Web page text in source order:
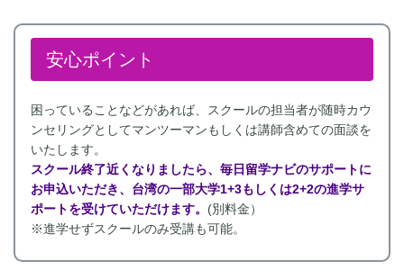
安心ポイント
困っていることなどがあれば、スクールの担当者が随時カウ
ンセリングとしてマンツーマンもしくは講師含めての面談を
いたします。
スクール終了近くなりましたら、毎日留学ナビのサポートに
お申込いただき、台湾の一部大学1+3もしくは2+2の進学サ
ポートを受けていただけます。 (別料金）
※進学せずスクールのみ受講も可能。